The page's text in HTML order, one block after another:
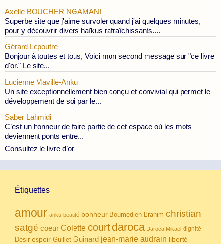
Axelle BOUCHER NGAMANI
Superbe site que j'aime survoler quand j'ai quelques minutes,
pour y découvrir divers haïkus rafraîchissants....
Gérard Lepoutre
Bonjour à toutes et tous, Voici mon second message sur "ce livre
d'or." Le site...
Lucienne Maville-Anku
Un site exceptionnellement bien conçu et convivial qui permet le
développement de soi par le...
Saber Lahmidi
C’est un honneur de faire partie de cet espace où les mots
deviennent ponts entre...
Consultez le livre d’or
Étiquettes
amour anku beauté bonheur Boumedien Brahim christian
satgé coeur Colette court daroca Daroca Mikael dignité
Désir espoir Guillet Guinard jean-marie audrain liberté